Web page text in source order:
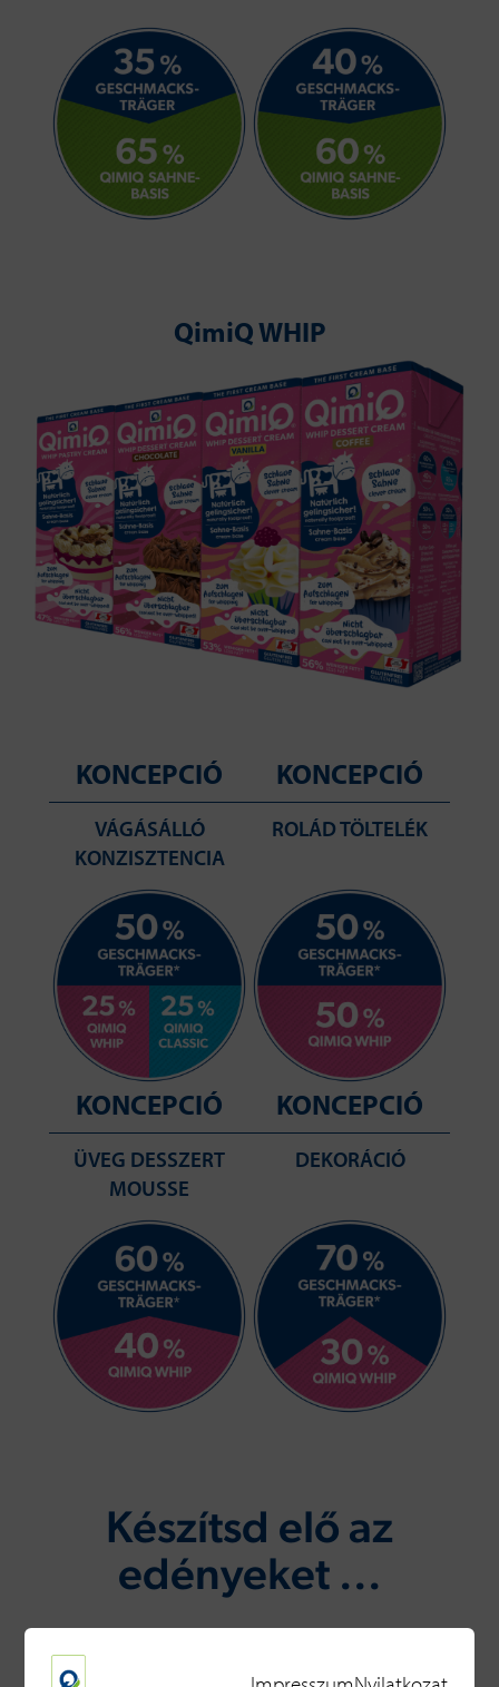
QimiQ WHIP
KONCEPCIÓ
VÁGÁSÁLLÓ
KONZISZTENCIA
KONCEPCIÓ
ROLÁD TÖLTELÉK
KONCEPCIÓ
ÜVEG DESSZERT
MOUSSE
KONCEPCIÓ
DEKORÁCIÓ
Készítsd elő az
edényeket ...